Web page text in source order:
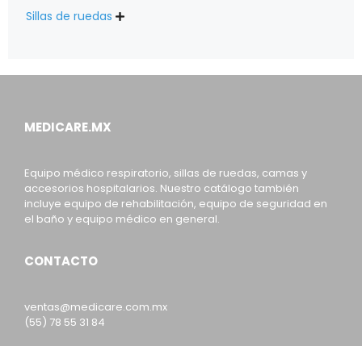
Sillas de ruedas 
MEDICARE.MX
Equipo médico respiratorio, sillas de ruedas, camas y
accesorios hospitalarios. Nuestro catálogo también
incluye equipo de rehabilitación, equipo de seguridad en
el baño y equipo médico en general.
CONTACTO
ventas@medicare.com.mx
(55) 78 55 31 84